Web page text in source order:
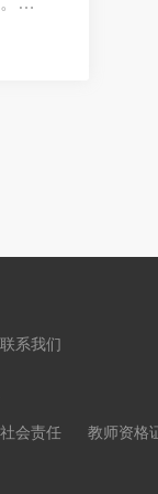
联系我们
社会责任 教师资格